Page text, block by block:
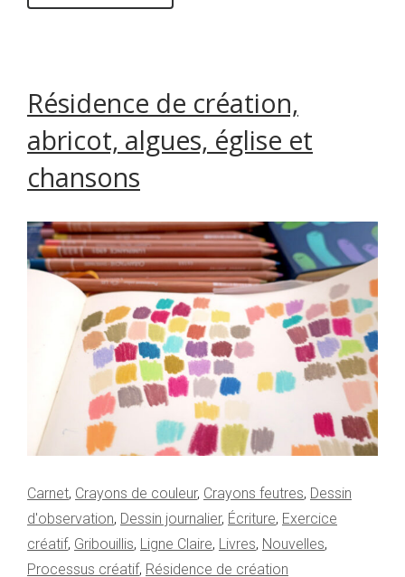
Résidence de création,
abricot, algues, église et
chansons
Carnet, Crayons de couleur, Crayons feutres, Dessin
d'observation, Dessin journalier, Écriture, Exercice
créatif, Gribouillis, Ligne Claire, Livres, Nouvelles,
Processus créatif, Résidence de création